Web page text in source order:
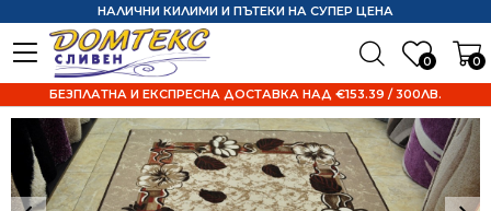
0 0
НАЛИЧНИ КИЛИМИ И ПЪТЕКИ НА СУПЕР ЦЕНА
БЕЗПЛАТНА И ЕКСПРЕСНА ДОСТАВКА НАД €153.39 / 300ЛВ.